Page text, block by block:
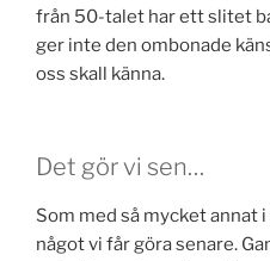
från 50-talet har ett slitet
ger inte den ombonade
oss skall känna.
Det gör vi sen…
Som med så mycket annat
något vi får göra senare.